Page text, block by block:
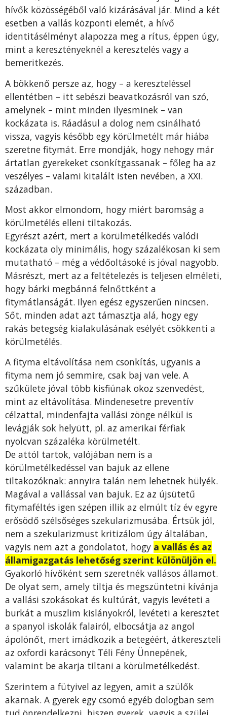
hívők közösségéből való kizárásával jár. Mind a két
esetben a vallás központi elemét, a hívő
identitásélményt alapozza meg a rítus, éppen úgy,
mint a keresztényeknél a keresztelés vagy a
bemeritkezés.
A bökkenő persze az, hogy – a kereszteléssel
ellentétben – itt sebészi beavatkozásról van szó,
amelynek – mint minden ilyesminek – van
kockázata is. Ráadásul a dolog nem csinálható
vissza, vagyis később egy körülmetélt már hiába
szeretne fitymát. Erre mondják, hogy nehogy már
ártatlan gyerekeket csonkítgassanak – főleg ha az
veszélyes – valami kitalált isten nevében, a XXI.
században.
Most akkor elmondom, hogy miért baromság a
körülmetélés elleni tiltakozás.
Egyrészt azért, mert a körülmetélkedés valódi
kockázata oly minimális, hogy százalékosan ki sem
mutatható – még a védőoltásoké is jóval nagyobb.
Másrészt, mert az a feltételezés is teljesen elméleti,
hogy bárki megbánná felnőttként a
fitymátlanságát. Ilyen egész egyszerűen nincsen.
Sőt, minden adat azt támasztja alá, hogy egy
rakás betegség kialakulásának esélyét csökkenti a
körülmetélés.
A fityma eltávolítása nem csonkítás, ugyanis a
fityma nem jó semmire, csak baj van vele. A
szűkülete jóval több kisfiúnak okoz szenvedést,
mint az eltávolítása. Mindenesetre preventív
célzattal, mindenfajta vallási zönge nélkül is
levágják sok helyütt, pl. az amerikai férfiak
nyolcvan százaléka körülmetélt.
De attól tartok, valójában nem is a
körülmetélkedéssel van bajuk az ellene
tiltakozóknak: annyira talán nem lehetnek hülyék.
Magával a vallással van bajuk. Ez az újsütetű
fitymaféltés igen szépen illik az elmúlt tíz év egyre
erősödő szélsőséges szekularizmusába. Értsük jól,
nem a szekularizmust kritizálom úgy általában,
vagyis nem azt a gondolatot, hogy a vallás és az
államigazgatás lehetőség szerint különüljön el.
Gyakorló hívőként sem szeretnék vallásos államot.
De olyat sem, amely tiltja és megszüntetni kívánja
a vallási szokásokat és kultúrát, vagyis levéteti a
burkát a muszlim kislányokról, levéteti a keresztet
a spanyol iskolák falairól, elbocsátja az angol
ápolónőt, mert imádkozik a betegéért, átkereszteli
az oxfordi karácsonyt Téli Fény Ünnepének,
valamint be akarja tiltani a körülmetélkedést.
Szerintem a fütyivel az legyen, amit a szülők
akarnak. A gyerek egy csomó egyéb dologban sem